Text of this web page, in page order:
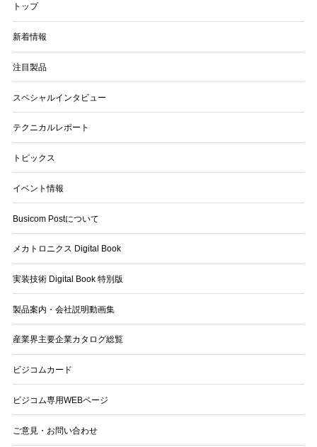
トップ
新着情報
注目製品
スペシャルインタビュー
テクニカルレポート
トピックス
イベント情報
Busicom Postについて
メカトロニクス Digital Book
実装技術 Digital Book 特別版
製品案内・会社説明動画集
産業界主要企業カタログ総覧
ビジコムカード
ビジコム専用WEBページ
ご意見・お問い合わせ